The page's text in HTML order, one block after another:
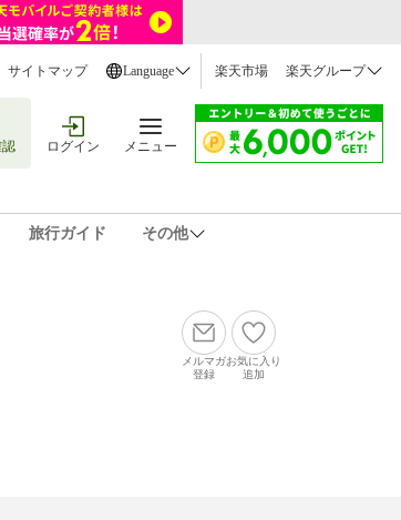
サイトマップ Language 楽天市場 楽天グループ
ログイン メニュー
旅行ガイド その他
メルマガ
登録
お気に入り
追加